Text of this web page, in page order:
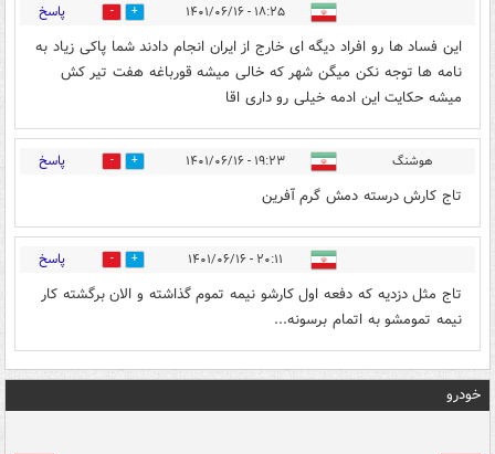
۱۸:۲۵ - ۱۴۰۱/۰۶/۱۶ 0 پاسخ
این فساد ها رو افراد دیگه ای خارج از ایران انجام دادند شما پاکی زیاد به
نامه ها توجه نکن میگن شهر که خالی میشه قورباغه هفت تیر کش
میشه حکایت این ادمه خیلی رو داری اقا
هوشنگ ۱۹:۲۳ - ۱۴۰۱/۰۶/۱۶ 0 پاسخ
تاج کارش درسته دمش گرم آفرین
۲۰:۱۱ - ۱۴۰۱/۰۶/۱۶ 0 پاسخ
تاج مثل دزدیه که دفعه اول کارشو نیمه تموم گذاشته و الان برگشته کار
نیمه تمومشو به اتمام برسونه...
خودرو